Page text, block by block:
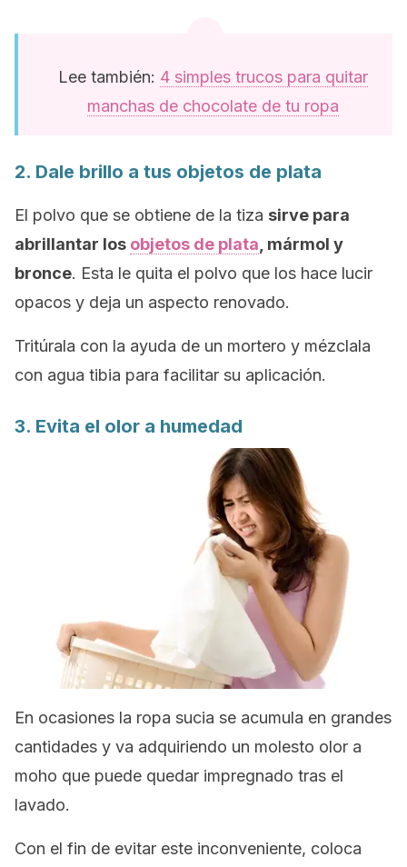
Lee también: 4 simples trucos para quitar
manchas de chocolate de tu ropa
2. Dale brillo a tus objetos de plata
El polvo que se obtiene de la tiza sirve para
abrillantar los objetos de plata , mármol y
bronce. Esta le quita el polvo que los hace lucir
opacos y deja un aspecto renovado.
Tritúrala con la ayuda de un mortero y mézclala
con agua tibia para facilitar su aplicación.
3. Evita el olor a humedad
En ocasiones la ropa sucia se acumula en grandes
cantidades y va adquiriendo un molesto olor a
moho que puede quedar impregnado tras el
lavado.
Con el fin de evitar este inconveniente, coloca